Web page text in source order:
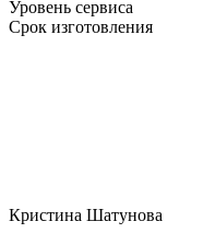
Уровень сервиса
Срок изготовления
Кристина Шатунова